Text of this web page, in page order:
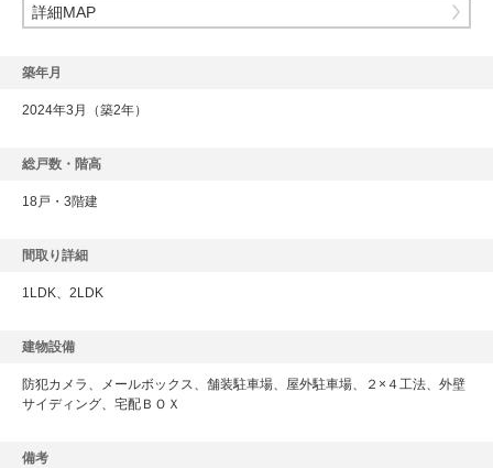
詳細MAP
築年月
2024年3月（築2年）
総戸数・階高
18戸・3階建
間取り詳細
1LDK、2LDK
建物設備
防犯カメラ、メールボックス、舗装駐車場、屋外駐車場、２×４工法、外壁
サイディング、宅配ＢＯＸ
備考